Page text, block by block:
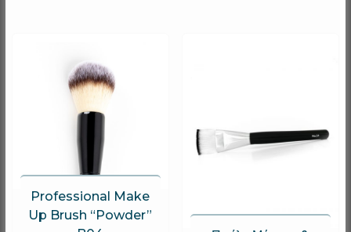
Professional Make
Up Brush “Powder”